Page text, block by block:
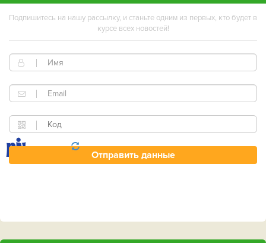
Подпишитесь на нашу рассылку, и станьте одним из первых, кто будет в
курсе всех новостей!